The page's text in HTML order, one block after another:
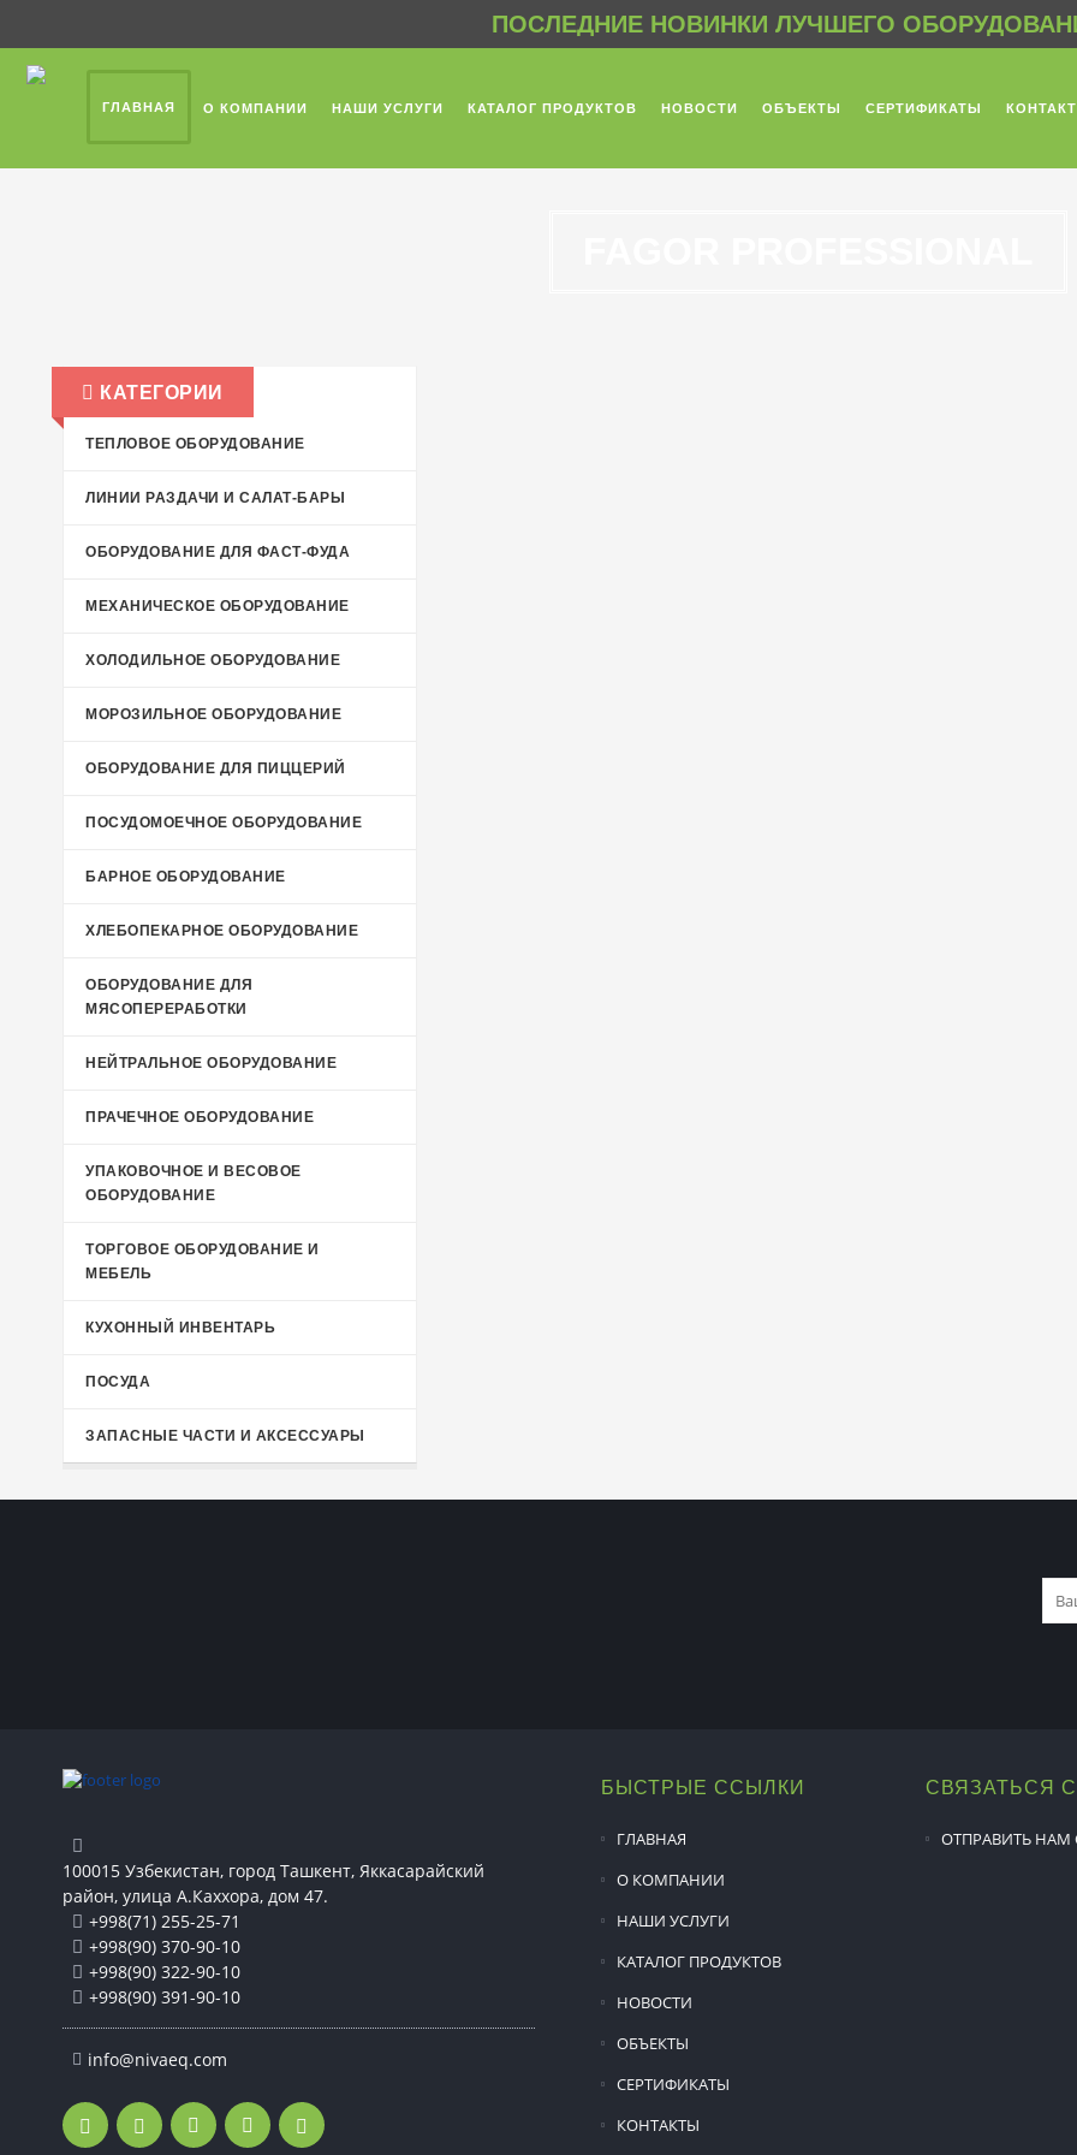
ПОСЛЕДНИЕ НОВИНКИ ЛУЧШЕГО
ГЛАВНАЯ О КОМПАНИИ НАШИ УСЛУГИ КАТАЛОГ ПРОДУКТОВ НОВОСТИ ОБЪЕКТЫ СЕРТИФИКАТЫ
КАТЕГОРИИ
ТЕПЛОВОЕ ОБОРУДОВАНИЕ
ЛИНИИ РАЗДАЧИ И САЛАТ-БАРЫ
ОБОРУДОВАНИЕ ДЛЯ ФАСТ-ФУДА
МЕХАНИЧЕСКОЕ ОБОРУДОВАНИЕ
ХОЛОДИЛЬНОЕ ОБОРУДОВАНИЕ
МОРОЗИЛЬНОЕ ОБОРУДОВАНИЕ
ОБОРУДОВАНИЕ ДЛЯ ПИЦЦЕРИЙ
ПОСУДОМОЕЧНОЕ ОБОРУДОВАНИЕ
БАРНОЕ ОБОРУДОВАНИЕ
ХЛЕБОПЕКАРНОЕ ОБОРУДОВАНИЕ
ОБОРУДОВАНИЕ ДЛЯ
МЯСОПЕРЕРАБОТКИ
НЕЙТРАЛЬНОЕ ОБОРУДОВАНИЕ
ПРАЧЕЧНОЕ ОБОРУДОВАНИЕ
УПАКОВОЧНОЕ И ВЕСОВОЕ
ОБОРУДОВАНИЕ
ТОРГОВОЕ ОБОРУДОВАНИЕ И
МЕБЕЛЬ
КУХОННЫЙ ИНВЕНТАРЬ
ПОСУДА
ЗАПАСНЫЕ ЧАСТИ И АКСЕССУАРЫ
100015 Узбекистан, город Ташкент, Яккасарайский
район, улица А.Каххора, дом 47.
+998(71) 255-25-71
+998(90) 370-90-10
+998(90) 322-90-10
+998(90) 391-90-10
info@nivaeq.com
БЫСТРЫЕ ССЫЛКИ
ГЛАВНАЯ
О КОМПАНИИ
НАШИ УСЛУГИ
КАТАЛОГ ПРОДУКТОВ
НОВОСТИ
ОБЪЕКТЫ
СЕРТИФИКАТЫ
КОНТАКТЫ
СВЯЗАТЬСЯ
ОТПРАВИТЬ